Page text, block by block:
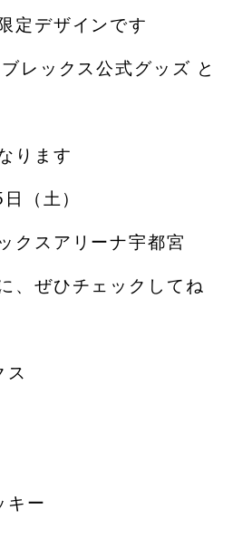
定デザインです
レックス公式グッズ と
ります
（土）
クスアリーナ宇都宮
、ぜひチェックしてね
ス
キー